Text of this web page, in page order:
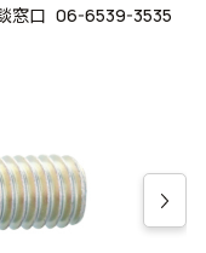
窓口 06-6539-3535